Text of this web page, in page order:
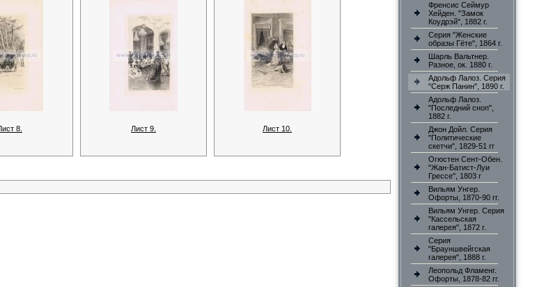
8. Лист 9. Лист 10.
Френсис Сеймур
Хейден. "Замок
Коудрэй", 1882 г.
Серия "Женские
образы Гёте", 1864 г.
Шарль Вальтнер.
Разное, ок. 1880 г.
Адольф Лалоз. Серия
"Серж Панин", 1890 г.
Адольф Лалоз.
"Последний сноп",
1882 г.
Джон Дойл. Серия
"Политические
скетчи", 1829-51 гг
Огюстен Сент-Обен.
"Жан-Батист-Луи
Грессе", 1803 г
Вильям Унгер.
Офорты, 1870-90 гг.
Вильям Унгер. Серия
"Кассельская
галерея", 1872 г.
Серия
"Брауншвейгская
галерея", 1888 г.
Леопольд Фламенг.
Офорты, 1878-82 гг.